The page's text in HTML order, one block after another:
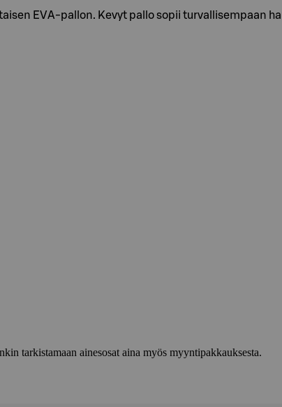
EVA-pallon. Kevyt pallo sopii turvallisempaan
tarkistamaan ainesosat aina myös myyntipakkauksesta.